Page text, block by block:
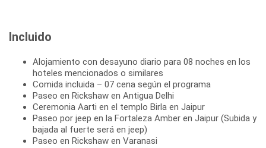
Incluido
Alojamiento con desayuno diario para 08 noches en los
hoteles mencionados o similares
Comida incluida – 07 cena según el programa
Paseo en Rickshaw en Antigua Delhi
Ceremonia Aarti en el templo Birla en Jaipur
Paseo por jeep en la Fortaleza Amber en Jaipur (Subida y
bajada al fuerte será en jeep)
Paseo en Rickshaw en Varanasi